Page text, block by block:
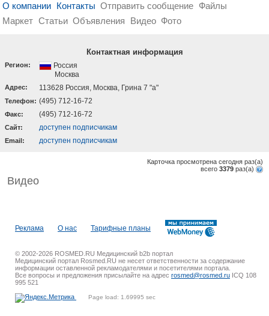
О компании Контакты Отправить сообщение Файлы
Маркет Статьи Объявления Видео Фото
Контактная информация
Регион:
Россия
Москва
Адрес: 113628 Россия, Москва, Грина 7 "а"
Телефон: (495) 712-16-72
Факс: (495) 712-16-72
Cайт: доступен подписчикам
Email: доступен подписчикам
Карточка просмотрена сегодня раз(a)
всего 3379 раз(a)
Видео
Реклама О нас Тарифные планы
© 2002-2026 ROSMED.RU Медицинский b2b портал
Медицинский портал Rosmed.RU не несет ответственности за содержание
информации оставленной рекламодателями и посетителями портала.
Все вопросы и предложения присылайте на адрес rosmed@rosmed.ru ICQ 108
995 521
Page load: 1.69995 sec